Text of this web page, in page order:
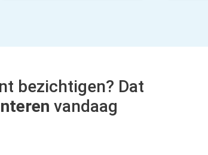
bezichtigen? Dat
vandaag